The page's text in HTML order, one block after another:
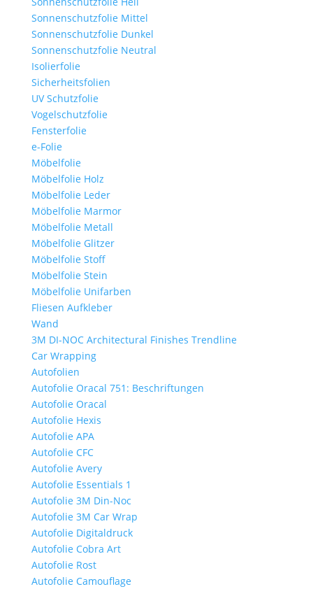
Sonnenschutzfolie Mittel
Sonnenschutzfolie Dunkel
Sonnenschutzfolie Neutral
Isolierfolie
Sicherheitsfolien
UV Schutzfolie
Vogelschutzfolie
Fensterfolie
e-Folie
Möbelfolie
Möbelfolie Holz
Möbelfolie Leder
Möbelfolie Marmor
Möbelfolie Metall
Möbelfolie Glitzer
Möbelfolie Stoff
Möbelfolie Stein
Möbelfolie Unifarben
Fliesen Aufkleber
Wand
3M DI-NOC Architectural Finishes Trendline
Car Wrapping
Autofolien
Autofolie Oracal 751: Beschriftungen
Autofolie Oracal
Autofolie Hexis
Autofolie APA
Autofolie CFC
Autofolie Avery
Autofolie Essentials 1
Autofolie 3M Din-Noc
Autofolie 3M Car Wrap
Autofolie Digitaldruck
Autofolie Cobra Art
Autofolie Rost
Autofolie Camouflage